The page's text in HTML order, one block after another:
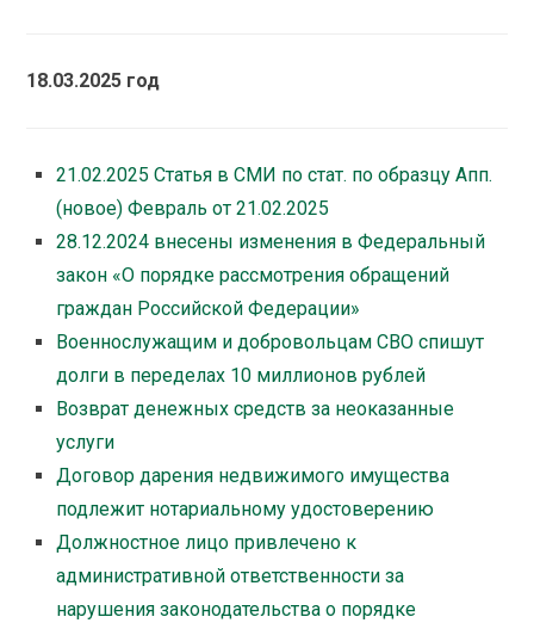
18.03.2025 год
21.02.2025 Статья в СМИ по стат. по образцу Апп.
(новое) Февраль от 21.02.2025
28.12.2024 внесены изменения в Федеральный
закон «О порядке рассмотрения обращений
граждан Российской Федерации»
Военнослужащим и добровольцам СВО спишут
долги в переделах 10 миллионов рублей
Возврат денежных средств за неоказанные
услуги
Договор дарения недвижимого имущества
подлежит нотариальному удостоверению
Должностное лицо привлечено к
административной ответственности за
нарушения законодательства о порядке